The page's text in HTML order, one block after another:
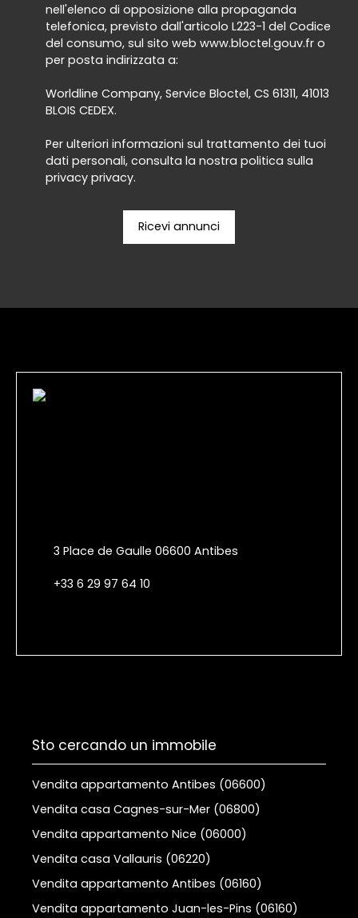
nell'elenco di opposizione alla propaganda
telefonica, previsto dall'articolo L223-1 del Codice
del consumo, sul sito web www.bloctel.gouv.fr o
per posta indirizzata a:
Worldline Company, Service Bloctel, CS 61311, 41013
BLOIS CEDEX.
Per ulteriori informazioni sul trattamento dei tuoi
dati personali, consulta la nostra politica sulla
privacy privacy.
Ricevi annunci
3 Place de Gaulle 06600 Antibes
+33 6 29 97 64 10
Sto cercando un immobile
Vendita appartamento Antibes (06600)
Vendita casa Cagnes-sur-Mer (06800)
Vendita appartamento Nice (06000)
Vendita casa Vallauris (06220)
Vendita appartamento Antibes (06160)
Vendita appartamento Juan-les-Pins (06160)